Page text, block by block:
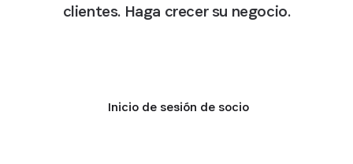
clientes. Haga crecer su negocio.
Inicio de sesión de socio